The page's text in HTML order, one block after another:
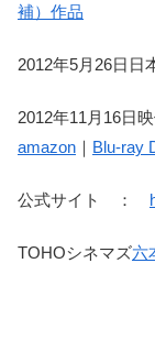
補）作品
2012年5月26日日
2012年11月16日
amazon ｜ Blu-ray
公式サイト ：
TOHOシネマズ六